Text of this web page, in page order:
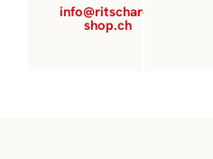
info@ritschard-
shop.ch